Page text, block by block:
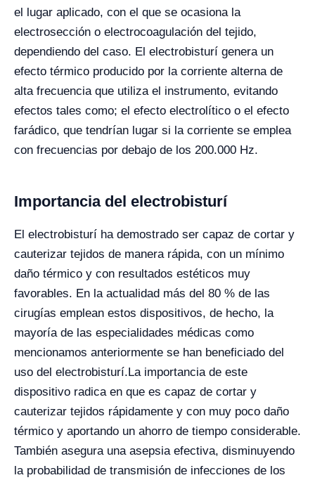
el lugar aplicado, con el que se ocasiona la
electrosección o electrocoagulación del tejido,
dependiendo del caso. El electrobisturí genera un
efecto térmico producido por la corriente alterna de
alta frecuencia que utiliza el instrumento, evitando
efectos tales como; el efecto electrolítico o el efecto
farádico, que tendrían lugar si la corriente se emplea
con frecuencias por debajo de los 200.000 Hz.
Importancia del electrobisturí
El electrobisturí ha demostrado ser capaz de cortar y
cauterizar tejidos de manera rápida, con un mínimo
daño térmico y con resultados estéticos muy
favorables. En la actualidad más del 80 % de las
cirugías emplean estos dispositivos, de hecho, la
mayoría de las especialidades médicas como
mencionamos anteriormente se han beneficiado del
uso del electrobisturí.La importancia de este
dispositivo radica en que es capaz de cortar y
cauterizar tejidos rápidamente y con muy poco daño
térmico y aportando un ahorro de tiempo considerable.
También asegura una asepsia efectiva, disminuyendo
la probabilidad de transmisión de infecciones de los